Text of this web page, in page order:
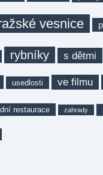
vesnice
rybníky s dětmi
usedlosti ve filmu
restaurace zahrady